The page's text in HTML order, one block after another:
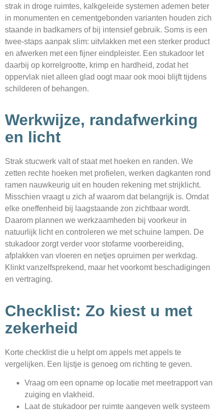
strak in droge ruimtes, kalkgeleide systemen ademen beter
in monumenten en cementgebonden varianten houden zich
staande in badkamers of bij intensief gebruik. Soms is een
twee-staps aanpak slim: uitvlakken met een sterker product
en afwerken met een fijner eindpleister. Een stukadoor let
daarbij op korrelgrootte, krimp en hardheid, zodat het
oppervlak niet alleen glad oogt maar ook mooi blijft tijdens
schilderen of behangen.
Werkwijze, randafwerking
en licht
Strak stucwerk valt of staat met hoeken en randen. We
zetten rechte hoeken met profielen, werken dagkanten rond
ramen nauwkeurig uit en houden rekening met strijklicht.
Misschien vraagt u zich af waarom dat belangrijk is. Omdat
elke oneffenheid bij laagstaande zon zichtbaar wordt.
Daarom plannen we werkzaamheden bij voorkeur in
natuurlijk licht en controleren we met schuine lampen. De
stukadoor zorgt verder voor stofarme voorbereiding,
afplakken van vloeren en netjes opruimen per werkdag.
Klinkt vanzelfsprekend, maar het voorkomt beschadigingen
en vertraging.
Checklist: Zo kiest u met
zekerheid
Korte checklist die u helpt om appels met appels te
vergelijken. Een lijstje is genoeg om richting te geven.
Vraag om een opname op locatie met meetrapport van
zuiging en vlakheid.
Laat de stukadoor per ruimte aangeven welk systeem